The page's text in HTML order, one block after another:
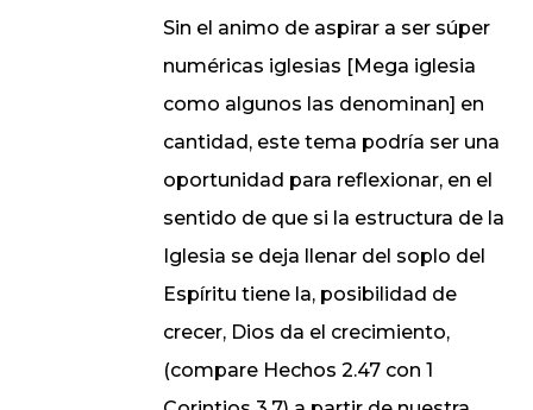
Sin el animo de aspirar a ser súper
numéricas iglesias [Mega iglesia
como algunos las denominan] en
cantidad, este tema podría ser una
oportunidad para reflexionar, en el
sentido de que si la estructura de la
Iglesia se deja llenar del soplo del
Espíritu tiene la, posibilidad de
crecer, Dios da el crecimiento,
(compare Hechos 2.47 con 1